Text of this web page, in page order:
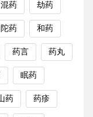
药 劫药
药 和药
药言 药丸
眠药
药 药疹